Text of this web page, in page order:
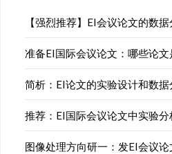
【强烈推荐】EI会议论文的数
准备EI国际会议论文：哪些论文
简析：EI论文的实验设计和数据
推荐：EI国际会议论文中实验
图像处理方向研一：发EI会议